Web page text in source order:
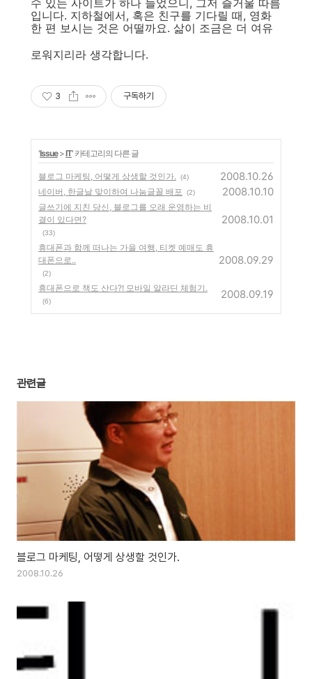
수 있는 사이트가 하나 늘었으니, 그저 즐거울 따름
입니다. 지하철에서, 혹은 친구를 기다릴 때, 영화
한 편 보시는 것은 어떨까요. 삶이 조금은 더 여유
로워지리라 생각합니다.
3 구독하기
'Issue>IT' 카테고리의 다른 글
블로그 마케팅, 어떻게 상생할 것인가. (4) 2008.10.26
네이버, 한글날 맞이하여 나눔글꼴 배포 (2) 2008.10.10
글쓰기에 지친 당신, 블로그를 오래 운영하는 비
결이 있다면?
(33)
2008.10.01
휴대폰과 함께 떠나는 가을 여행, 티켓 예매도 휴
대폰으로..
(2)
2008.09.29
휴대폰으로 책도 산다?! 모바일 알라딘 체험기.
(6)
2008.09.19
관련글
블로그 마케팅, 어떻게 상생할 것인가.
2008.10.26